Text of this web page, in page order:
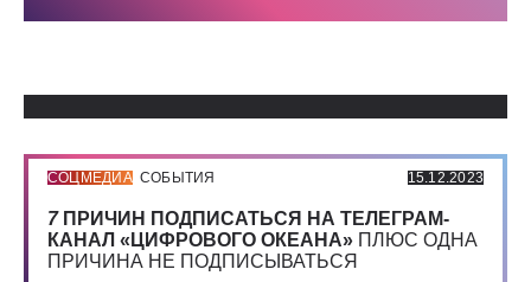
СОЦМЕДИА СОБЫТИЯ 15.12.2023
7 ПРИЧИН ПОДПИСАТЬСЯ НА ТЕЛЕГРАМ-
КАНАЛ «ЦИФРОВОГО ОКЕАНА» ПЛЮС ОДНА
ПРИЧИНА НЕ ПОДПИСЫВАТЬСЯ